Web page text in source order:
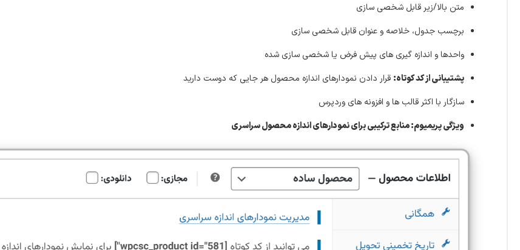
متن بالا/زیر قابل شخصی سازی
برچسب جدول، خلاصه و عنوان قابل شخصی سازی
واحدها و اندازه گیری های پیش فرض یا شخصی سازی شده
پشتیبانی از کد کوتاه: قرار دادن نمودارهای اندازه محصول هر جایی که دوست دارید
سازگار با اکثر قالب ها و افزونه های وردپرس
ویژگی پریمیوم: منابع ترکیبی برای نمودارهای اندازه محصول سراسری